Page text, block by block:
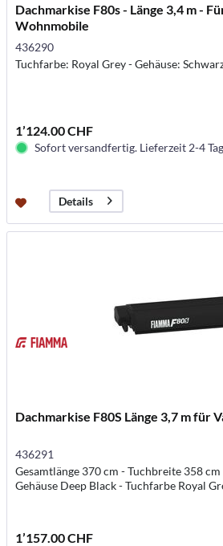
Dachmarkise F80s - Länge 3,4 m -
Wohnmobile
436290
Tuchfarbe: Royal Grey - Gehäuse:
1’124.00 CHF
Sofort versandfertig. Lieferzeit 2-4
Details
Dachmarkise F80S Länge 3,7 m für
436291
Gesamtlänge 370 cm - Tuchbreite 358
Gehäuse Deep Black - Tuchfarbe Royal
1’157.00 CHF